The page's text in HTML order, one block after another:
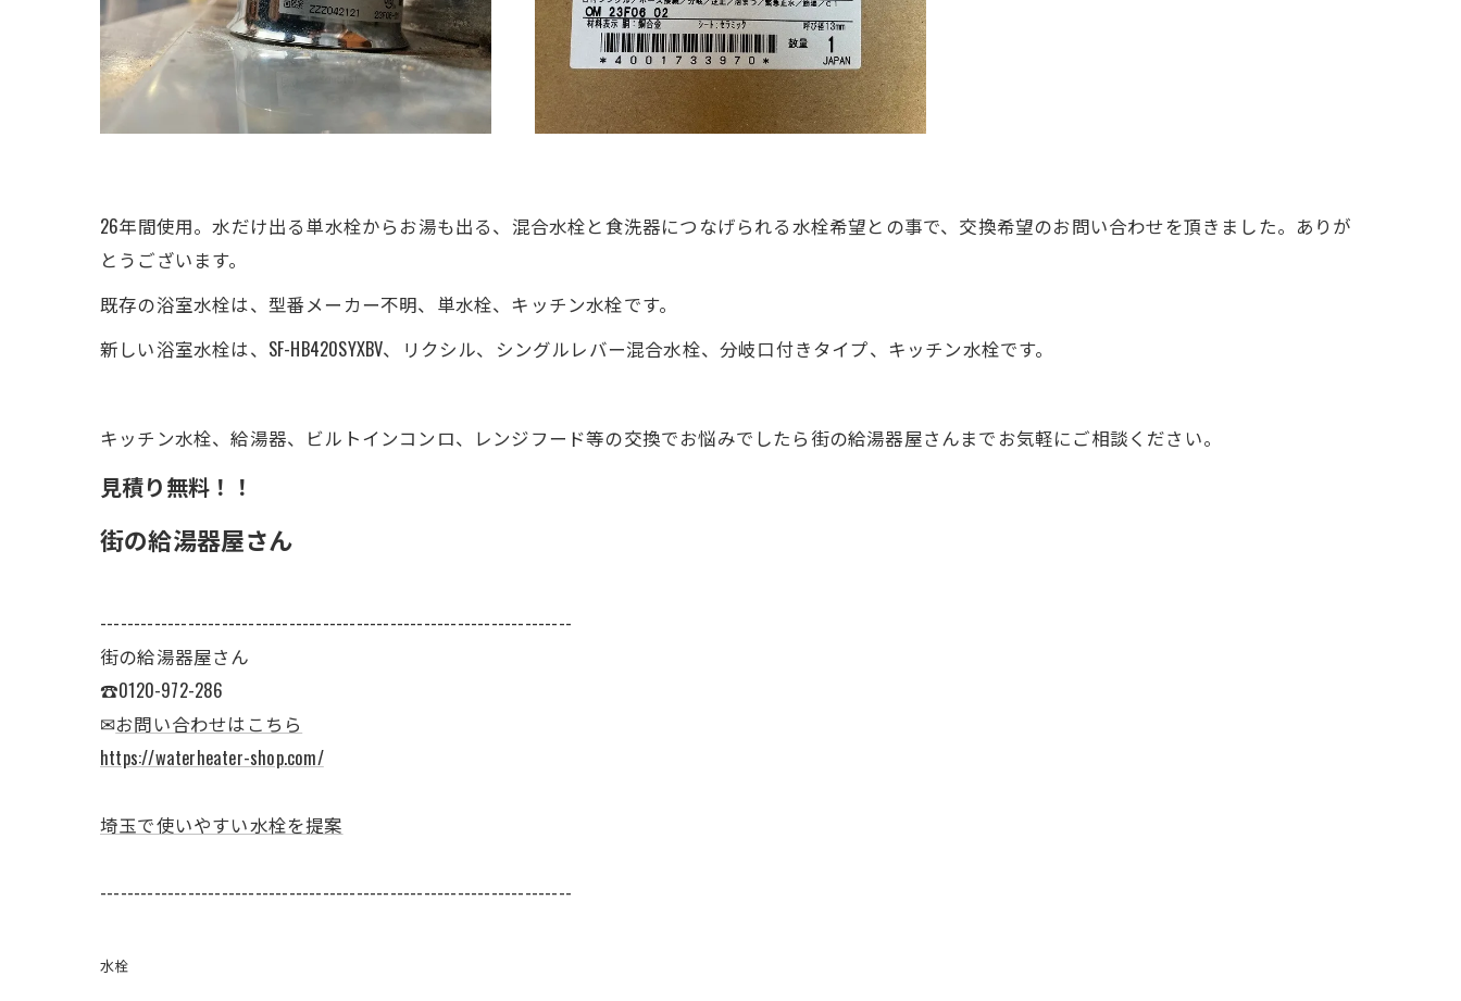
26年間使用。水だけ出る単水栓からお湯も出る、混合水栓と食洗器につなげられる水栓希望との事で、交換希望のお問い合わせを頂きました。ありが
とうございます。
既存の浴室水栓は、型番メーカー不明、単水栓、キッチン水栓です。
新しい浴室水栓は、SF-HB420SYXBV、リクシル、シングルレバー混合水栓、分岐口付きタイプ、キッチン水栓です。
キッチン水栓、給湯器、ビルトインコンロ、レンジフード等の交換でお悩みでしたら街の給湯器屋さんまでお気軽にご相談ください。
見積り無料！！
街の給湯器屋さん
----------------------------------------------------------------------
街の給湯器屋さん
☎0120-972-286
✉お問い合わせはこちら
https://waterheater-shop.com/
埼玉で使いやすい水栓を提案
----------------------------------------------------------------------
水栓